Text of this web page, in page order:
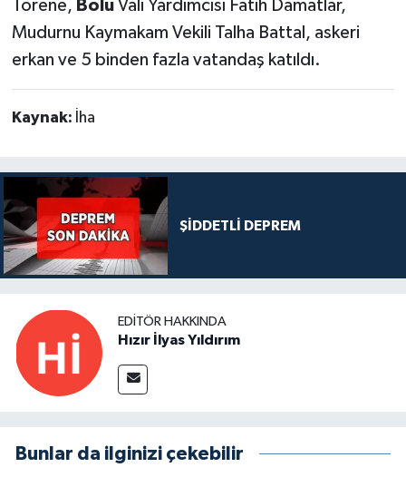
Törene, BoluVali Yardımcısı Fatih Damatlar,
Mudurnu Kaymakam Vekili Talha Battal, askeri
erkan ve 5 binden fazla vatandaş katıldı.
Kaynak: İha
ŞİDDETLİ DEPREM
EDITÖR HAKKINDA
Hızır İlyas Yıldırım
Bunlar da ilginizi çekebilir